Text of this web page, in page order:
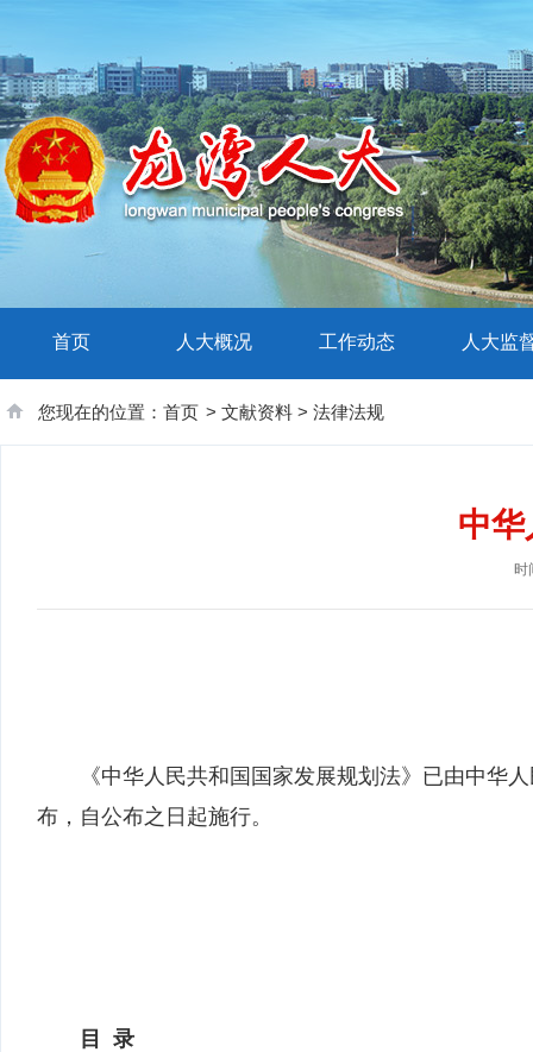
首页 人大概况 工作动态 人大监
您现在的位置： 首页 > 文献资料 > 法律法规
中
时
《中华人民共和国国家发展规划法》已由中华人
布，自公布之日起施行。
目 录